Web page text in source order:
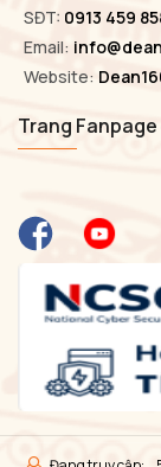
SĐT: 0913 459
Email:
Website:
Trang Fanpage